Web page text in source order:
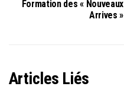
Formation des « Nouveaux
Arrives »
Articles Liés